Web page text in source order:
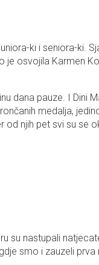
ki i seniora-ki.
osvojila Karmen
dana pauze. I Dini
medalja,
njih pet svi su se
nastupali
smo i zauzeli prva